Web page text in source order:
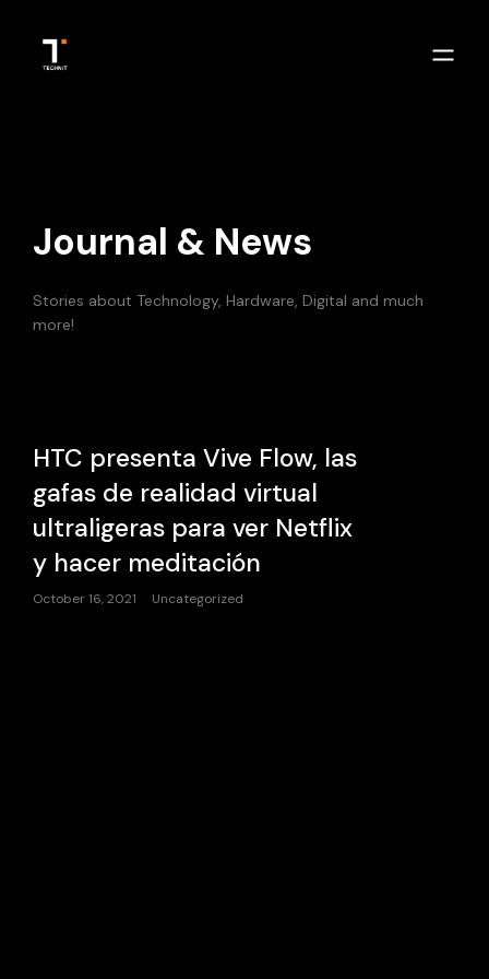
Journal & News
Stories about Technology, Hardware, Digital and much
more!
HTC presenta Vive Flow, las
gafas de realidad virtual
ultraligeras para ver Netflix
y hacer meditación
October 16, 2021 Uncategorized